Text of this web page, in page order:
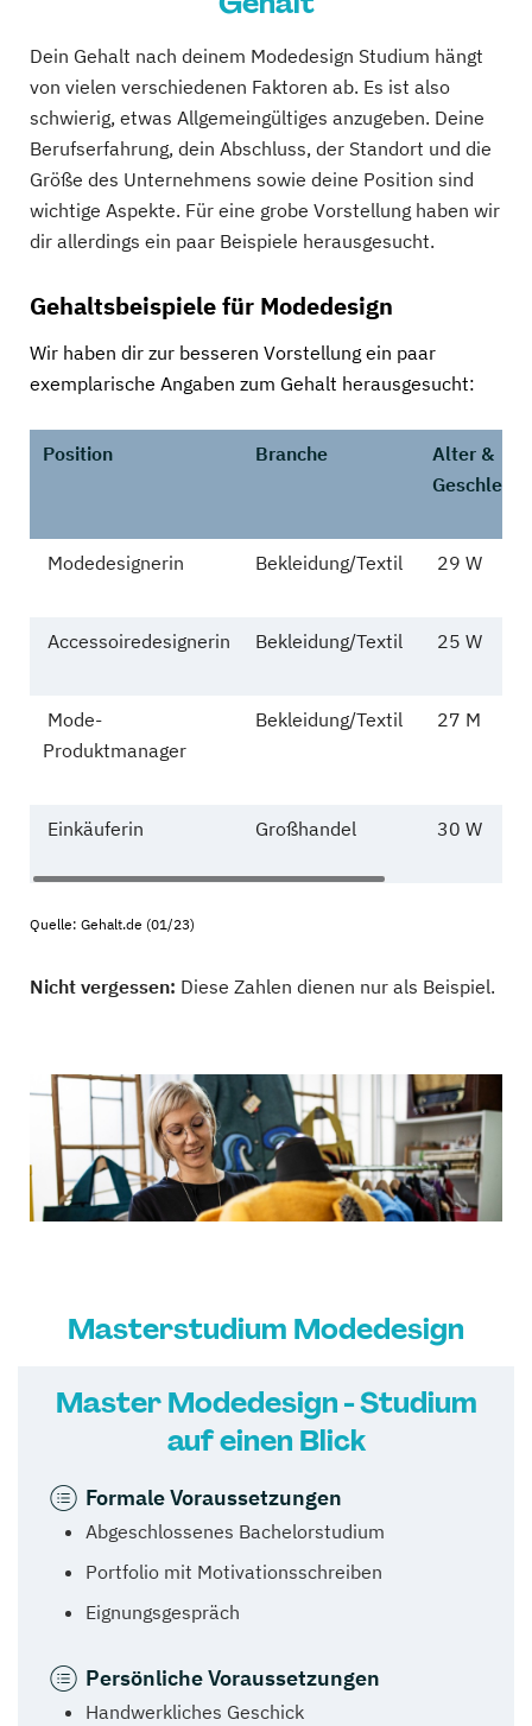
Dein Gehalt nach deinem Modedesign Studium hängt
von vielen verschiedenen Faktoren ab. Es ist also
schwierig, etwas Allgemeingültiges anzugeben. Deine
Berufserfahrung, dein Abschluss, der Standort und die
Größe des Unternehmens sowie deine Position sind
wichtige Aspekte. Für eine grobe Vorstellung haben wir
dir allerdings ein paar Beispiele herausgesucht.
Gehaltsbeispiele für Modedesign
Wir haben dir zur besseren Vorstellung ein paar
exemplarische Angaben zum Gehalt herausgesucht:
Position Branche
Alter &
Geschlecht
Modedesignerin Bekleidung/Textil 29 W
Accessoiredesignerin Bekleidung/Textil 25 W
Mode-
Produktmanager
Bekleidung/Textil 27 M
Einkäuferin Großhandel 30 W
Quelle: Gehalt.de (01/23)
Nicht vergessen: Diese Zahlen dienen nur als Beispiel.
Masterstudium Modedesign
Master Modedesign - Studium
auf einen Blick
Formale Voraussetzungen
Abgeschlossenes Bachelorstudium
Portfolio mit Motivationsschreiben
Eignungsgespräch
Persönliche Voraussetzungen
Handwerkliches Geschick